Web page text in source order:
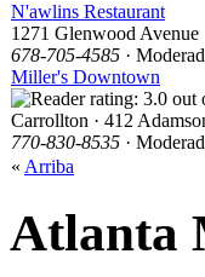
N'awlins Restaurant
1271 Glenwood Avenue
678-705-4585 ·
Miller's Downtown
Carrollton · 412
770-830-8535 ·
« Arriba
Atlanta